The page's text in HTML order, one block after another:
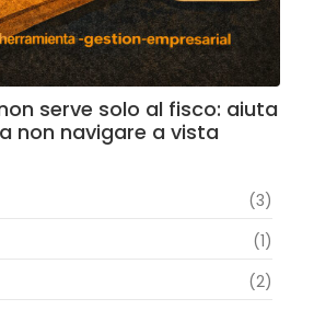
serve solo al fisco: aiuta
non navigare a vista
(3)
(1)
(2)